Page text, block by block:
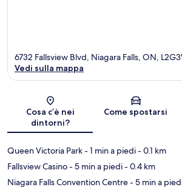
Mappa
6732 Fallsview Blvd, Niagara Falls, ON,
Vedi sulla mappa
Cosa c’è nei
dintorni?
Come spostarsi
Queen Victoria Park- 1 min a piedi- 0.1 km
Fallsview Casino- 5 min a piedi- 0.4 km
Niagara Falls Convention Centre- 5 min a